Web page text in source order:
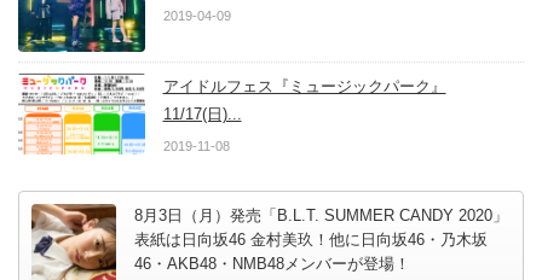
2019-04-09
アイドルフェス『ミュージックパーク』
11/17(日)...
2019-11-08
8月3日（月）発売「B.L.T. SUMMER CANDY 2020」
表紙は日向坂46 金村美玖！他に日向坂46・乃木坂
46・AKB48・NMB48メンバーが登場！